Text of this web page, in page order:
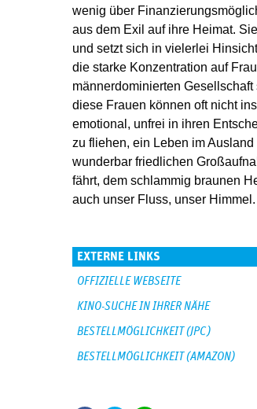
wenig über
aus dem Exil auf ihre Heimat.
und setzt sich in vielerlei
die starke Konzentration auf
männerdominierten
diese Frauen können oft nicht
emotional, unfrei in ihren
zu fliehen, ein Leben im
wunderbar friedlichen
fährt, dem schlammig braunen
auch unser Fluss, unser Himmel.
EXTERNE LINKS
OFFIZIELLE WEBSEITE
KINO-SUCHE IN IHRER NÄHE
BESTELLMÖGLICHKEIT (JPC)
BESTELLMÖGLICHKEIT (AMAZON)